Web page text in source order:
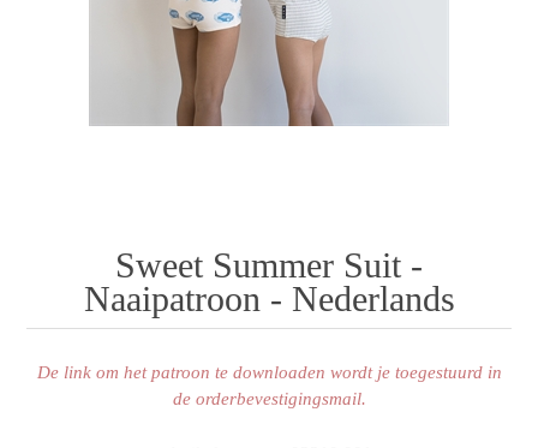
Sweet Summer Suit -
Naaipatroon - Nederlands
De link om het patroon te downloaden wordt je toegestuurd in
de orderbevestigingsmail.